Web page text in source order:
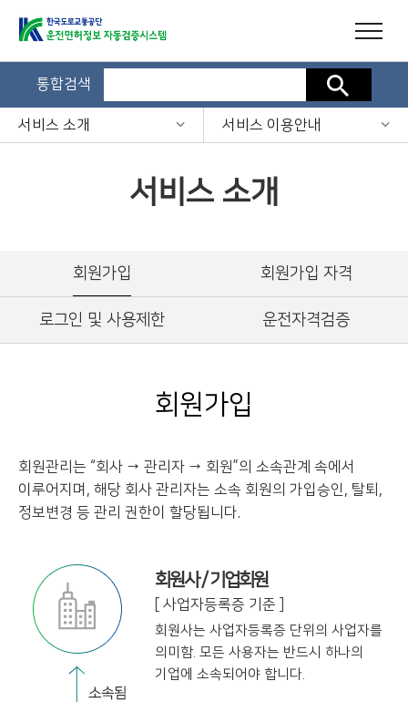
통합검색 검색
서비스 소개 서비스 이용안내
서비스 소개
회원가입 회원가입 자격
로그인 및 사용제한 운전자격검증
회원가입
회원관리는 “회사 → 관리자 → 회원”의 소속관계 속에서
이루어지며, 해당 회사 관리자는 소속 회원의 가입승인, 탈퇴,
정보변경 등 관리 권한이 할당됩니다.
회원사 / 기업회원
[ 사업자등록증 기준 ]
회원사는 사업자등록증 단위의 사업자를
의미함. 모든 사용자는 반드시 하나의
기업에 소속되어야 합니다.